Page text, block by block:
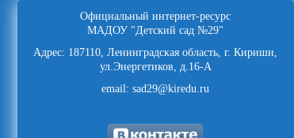
Официальный интернет-ресурс
МАДОУ "Детский сад №29"
Адрес: 187110, Ленинградская область, г. Кириши,
ул.Энергетиков, д.16-А
email: sad29@kiredu.ru